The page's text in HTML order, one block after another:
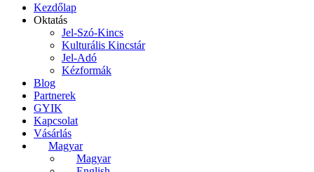
Kezdőlap
Oktatás
Jel-Szó-Kincs
Kulturális Kincstár
Jel-Adó
Kézformák
Blog
Partnerek
GYIK
Kapcsolat
Vásárlás
Magyar
Magyar